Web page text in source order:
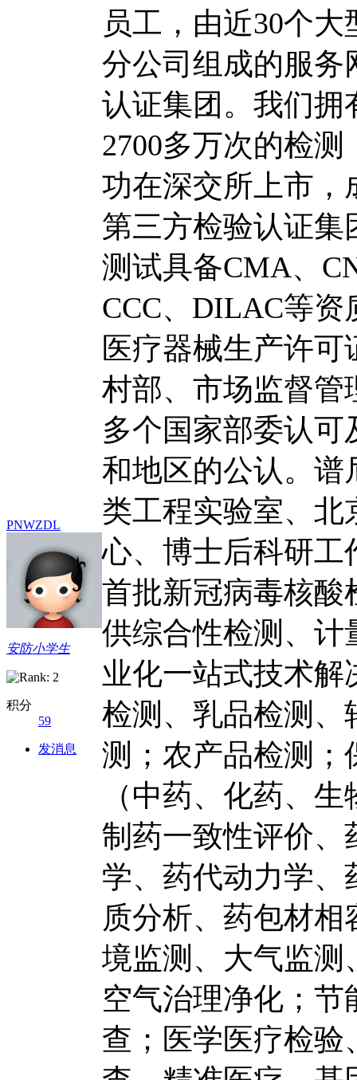
PNWZDL
安防小学生
积分
59
发消息
员工，由近30个
分公司组成的服务
认证集团。我们拥
2700多万次的检测
功在深交所上市，
第三方检验认证集
测试具备CMA、
CCC、DILAC等
医疗器械生产许
村部、市场监督管
多个国家部委认可
和地区的公认。谱
类工程实验室、北
心、博士后科研工
首批新冠病毒核
供综合性检测、计
业化一站式技术
检测、乳品检测、
测；农产品检测；
（中药、化药、
制药一致性评价、
学、药代动力学、
质分析、药包材
境监测、大气监测
空气治理净化；
查；医学医疗检验